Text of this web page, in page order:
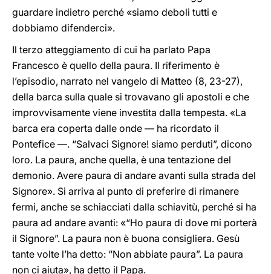
guardare indietro perché «siamo deboli tutti e
dobbiamo difenderci».
Il terzo atteggiamento di cui ha parlato Papa
Francesco è quello della paura. Il riferimento è
l’episodio, narrato nel vangelo di Matteo (8, 23-27),
della barca sulla quale si trovavano gli apostoli e che
improvvisamente viene investita dalla tempesta. «La
barca era coperta dalle onde — ha ricordato il
Pontefice —. “Salvaci Signore! siamo perduti”, dicono
loro. La paura, anche quella, è una tentazione del
demonio. Avere paura di andare avanti sulla strada del
Signore». Si arriva al punto di preferire di rimanere
fermi, anche se schiacciati dalla schiavitù, perché si ha
paura ad andare avanti: «“Ho paura di dove mi porterà
il Signore”. La paura non è buona consigliera. Gesù
tante volte l’ha detto: “Non abbiate paura”. La paura
non ci aiuta», ha detto il Papa.